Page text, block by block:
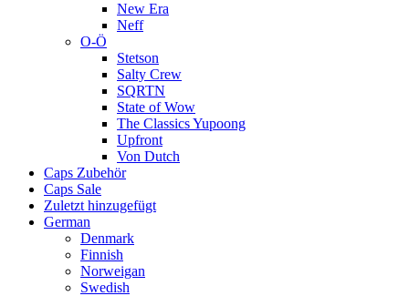
New Era
Neff
O-Ö
Stetson
Salty Crew
SQRTN
State of Wow
The Classics Yupoong
Upfront
Von Dutch
Caps Zubehör
Caps Sale
Zuletzt hinzugefügt
German
Denmark
Finnish
Norweigan
Swedish